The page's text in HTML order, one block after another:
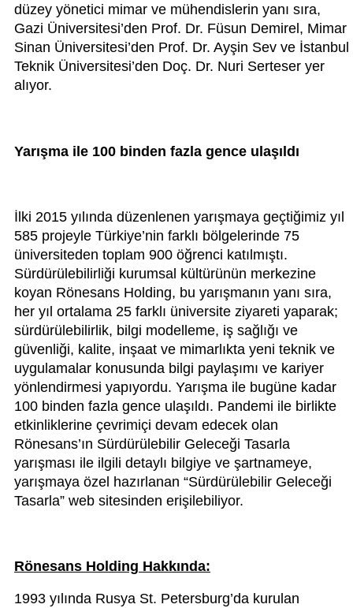
düzey yönetici mimar ve mühendislerin yanı sıra,
Gazi Üniversitesi’den Prof. Dr. Füsun Demirel, Mimar
Sinan Üniversitesi’den Prof. Dr. Ayşin Sev ve İstanbul
Teknik Üniversitesi’den Doç. Dr. Nuri Serteser yer
alıyor.
Yarışma ile 100 binden fazla gence ulaşıldı
İlki 2015 yılında düzenlenen yarışmaya geçtiğimiz yıl
585 projeyle Türkiye’nin farklı bölgelerinde 75
üniversiteden toplam 900 öğrenci katılmıştı.
Sürdürülebilirliği kurumsal kültürünün merkezine
koyan Rönesans Holding, bu yarışmanın yanı sıra,
her yıl ortalama 25 farklı üniversite ziyareti yaparak;
sürdürülebilirlik, bilgi modelleme, iş sağlığı ve
güvenliği, kalite, inşaat ve mimarlıkta yeni teknik ve
uygulamalar konusunda bilgi paylaşımı ve kariyer
yönlendirmesi yapıyordu. Yarışma ile bugüne kadar
100 binden fazla gence ulaşıldı. Pandemi ile birlikte
etkinliklerine çevrimiçi devam edecek olan
Rönesans’ın Sürdürülebilir Geleceği Tasarla
yarışması ile ilgili detaylı bilgiye ve şartnameye,
yarışmaya özel hazırlanan “Sürdürülebilir Geleceği
Tasarla” web sitesinden erişilebiliyor.
Rönesans Holding Hakkında:
1993 yılında Rusya St. Petersburg’da kurulan